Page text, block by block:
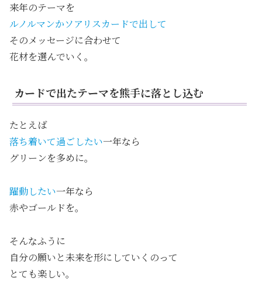
来年のテーマを
ルノルマンかソアリスカードで出して
そのメッセージに合わせて
花材を選んでいく。
カードで出たテーマを熊手に落とし込む
たとえば
落ち着いて過ごしたい一年なら
グリーンを多めに。
躍動したい一年なら
赤やゴールドを。
そんなふうに
自分の願いと未来を形にしていくのって
とても楽しい。